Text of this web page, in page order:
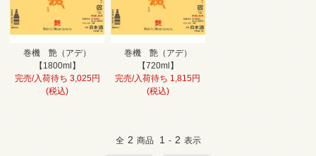
巻機 艶（アデ）
【1800ml】
完売/入荷待ち 3,025円
(税込)
巻機 艶（アデ）
【720ml】
完売/入荷待ち 1,815円
(税込)
全 2 商品 1 - 2 表示